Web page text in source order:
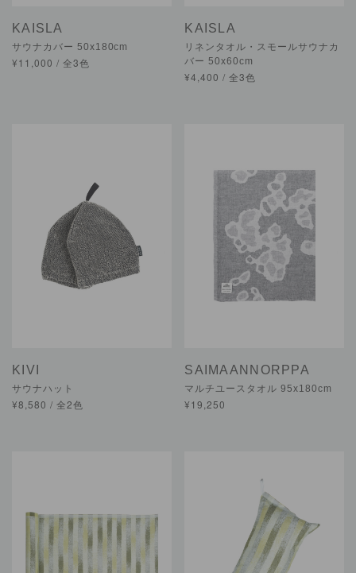
KAISLA
サウナカバー 50x180cm
¥11,000 / 全3色
KAISLA
リネンタオル・スモールサウナカ
バー 50x60cm
¥4,400 / 全3色
KIVI
サウナハット
¥8,580 / 全2色
SAIMAANNORPPA
マルチユースタオル 95x180cm
¥19,250